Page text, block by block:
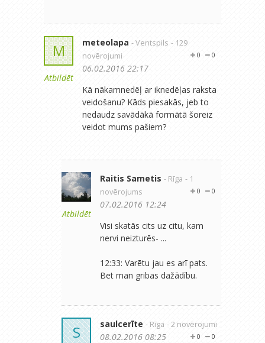
M
Atbildēt
meteolapa - Ventspils - 129
novērojumi
0
0
06.02.2016 22:17
Kā nākamnedēļ ar iknedēļas raksta
veidošanu? Kāds piesakās, jeb to
nedaudz savādākā formātā šoreiz
veidot mums pašiem?
Atbildēt
Raitis Sametis - Rīga - 1
novērojums
0
0
07.02.2016 12:24
Visi skatās cits uz citu, kam
nervi neizturēs- ...
12:33: Varētu jau es arī pats.
Bet man gribas dažādību.
S saulcerīte - Rīga - 2 novērojumi
0
0
08.02.2016 08:25